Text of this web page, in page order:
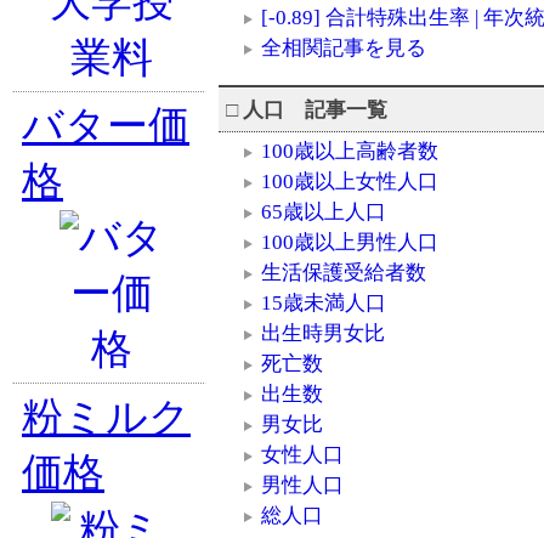
[-0.89] 合計特殊出生率 | 年次
全相関記事を見る
□人口 記事一覧
100歳以上高齢者数
100歳以上女性人口
65歳以上人口
100歳以上男性人口
生活保護受給者数
15歳未満人口
出生時男女比
死亡数
出生数
男女比
女性人口
男性人口
総人口
バター価
格
粉ミルク
価格